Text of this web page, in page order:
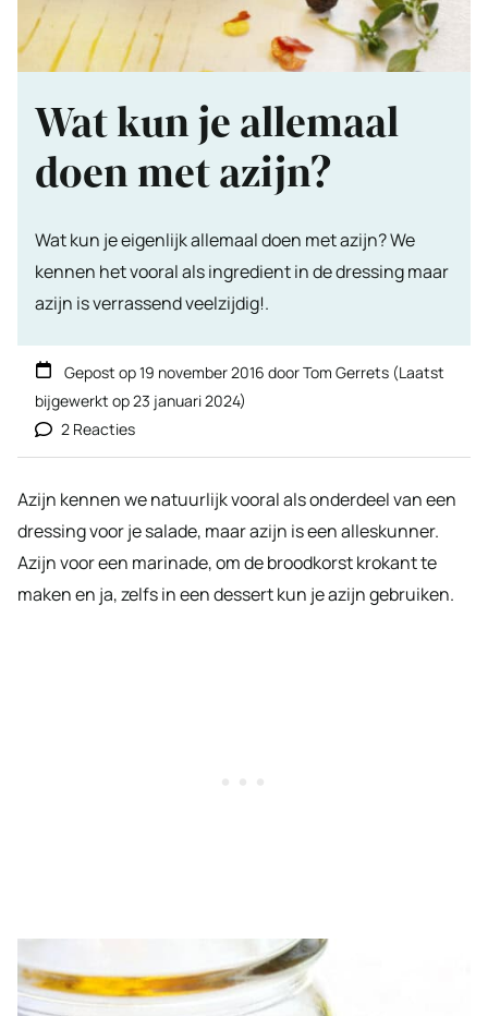
Wat kun je allemaal
doen met azijn?
Wat kun je eigenlijk allemaal doen met azijn? We
kennen het vooral als ingredient in de dressing maar
azijn is verrassend veelzijdig!.
Gepost op19 november 2016 doorTom Gerrets (Laatst
bijgewerkt op23 januari 2024)
2 Reacties
Azijn kennen we natuurlijk vooral als onderdeel van een
dressing voor je salade, maar azijn is een alleskunner.
Azijn voor een marinade, om de broodkorst krokant te
maken en ja, zelfs in een dessert kun je azijn gebruiken.